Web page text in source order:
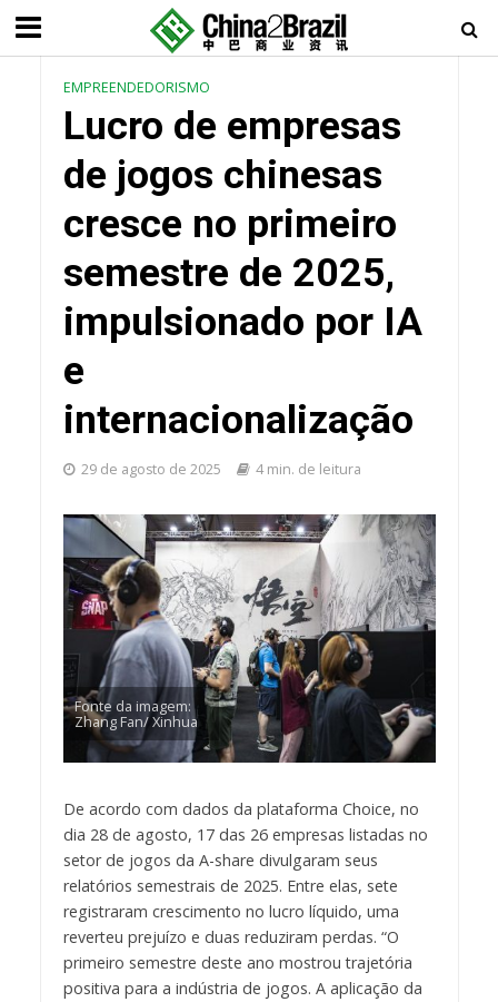
EMPREENDEDORISMO
Lucro de empresas
de jogos chinesas
cresce no primeiro
semestre de 2025,
impulsionado por IA
e
internacionalização
29 de agosto de 2025 4 min. de leitura
Fonte da imagem:
Zhang Fan/ Xinhua
De acordo com dados da plataforma Choice, no
dia 28 de agosto, 17 das 26 empresas listadas no
setor de jogos da A-share divulgaram seus
relatórios semestrais de 2025. Entre elas, sete
registraram crescimento no lucro líquido, uma
reverteu prejuízo e duas reduziram perdas. “O
primeiro semestre deste ano mostrou trajetória
positiva para a indústria de jogos. A aplicação da